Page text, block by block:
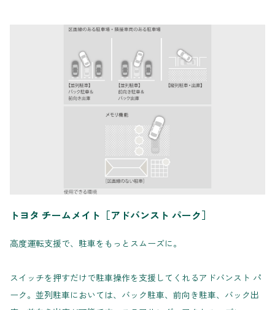
トヨタ チームメイト［アドバンスト パーク］
高度運転支援で、駐車をもっとスムーズに。
スイッチを押すだけで駐車操作を支援してくれるアドバンスト パ
ーク。並列駐車においては、バック駐車、前向き駐車、バック出